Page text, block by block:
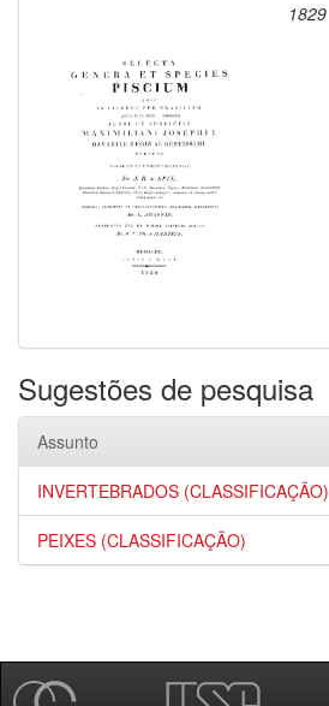
1829
Sugestões de pesquisa
Assunto
INVERTEBRADOS (CLASSIFICAÇÃO)
PEIXES (CLASSIFICAÇÃO)